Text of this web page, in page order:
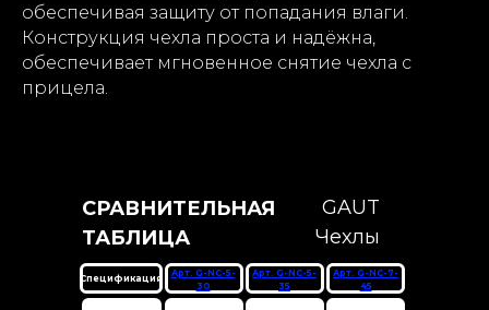
обеспечивая защиту от попадания влаги.
Конструкция чехла проста и надёжна,
обеспечивает мгновенное снятие чехла с
прицела.
СРАВНИТЕЛЬНАЯ
ТАБЛИЦА
GAUT
Чехлы
Спецификация
Арт. G-NC-5-
30
Арт. G-NC-5-
35
Арт. G-NC-7-
45
сб - вс 10:00-18:00
shop@quarta-hunt.ru